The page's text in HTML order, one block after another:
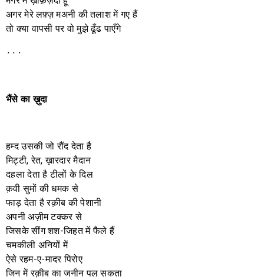
अगर मेरे लफ़्ज़ मअनी की तलाश में गए हैं
तो क्या वापसी पर वो मुझे ढूँढ पाएँगे
٠٠٠
भैंसे का ख़ुदा
हम्द उसकी जो रौंद देता है
मिट्टी, रेत, ख़ारदार मैदान
दहला देता है टीलों के दिल
क़वी सुमों की धमक से
फाड़ देता है रक़ीब की पेशानी
अपनी अज़ीम टक्कर से
जिसके सींग शश-जिहत में फैले हैं
चमकीली अनियों में
ऐसे रहम-ए-मादर पिरोए
जिन में रक़ीब का जनीन पल सकता